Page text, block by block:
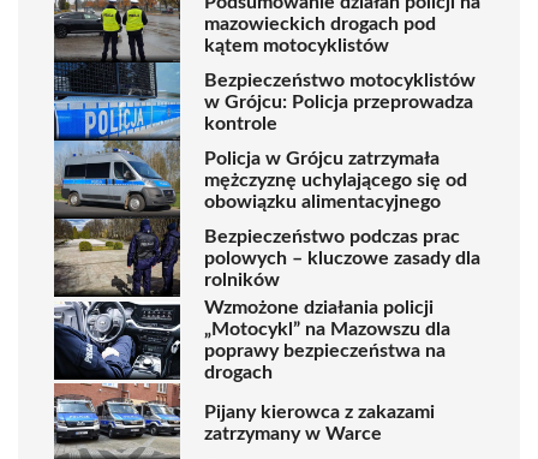
mazowieckich drogach pod
kątem motocyklistów
Bezpieczeństwo motocyklistów
w Grójcu: Policja przeprowadza
kontrole
Policja w Grójcu zatrzymała
mężczyznę uchylającego się od
obowiązku alimentacyjnego
Bezpieczeństwo podczas prac
polowych – kluczowe zasady dla
rolników
Wzmożone działania policji
„Motocykl” na Mazowszu dla
poprawy bezpieczeństwa na
drogach
Pijany kierowca z zakazami
zatrzymany w Warce